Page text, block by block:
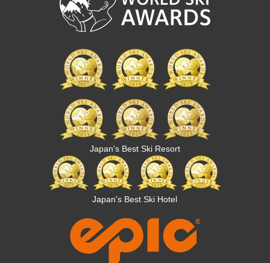
Japan's Best Ski Resort
Japan's Best Ski Hotel